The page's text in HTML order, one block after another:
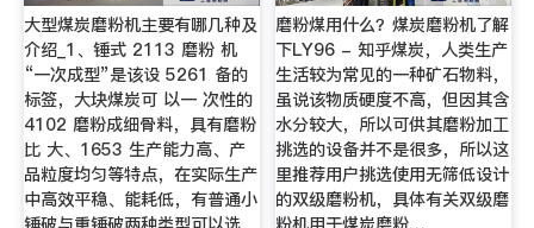
大型煤炭磨粉机主要有哪几种及
介绍_1、锤式 2113 磨粉 机
“一次成型”是该设 5261 备的
标签，大块煤炭可 以一 次性的
4102 磨粉成细骨料，具有磨粉
比 大、1653 生产能力高、产
品粒度均匀等特点，在实际生产
中高效平稳、能耗低，有普通小
磨粉煤用什么？煤炭磨粉机了解
下LY96 - 知乎煤炭，人类生产
生活较为常见的一种矿石物料，
虽说该物质硬度不高，但因其含
水分较大，所以可供其磨粉加工
挑选的设备并不是很多，所以这
里推荐用户挑选使用无筛低设计
的双级磨粉机，具体有关双级磨